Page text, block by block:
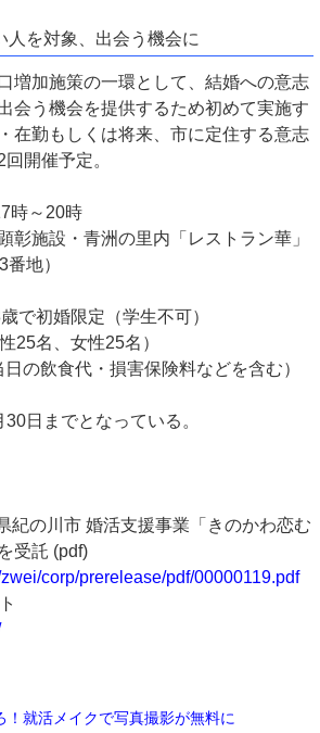
人を対象、出会う機会に
増加施策の一環として、結婚への意志
会う機会を提供するため初めて実施す
在勤もしくは将来、市に定住する意志
開催予定。
時～20時
彰施設・青洲の里内「レストラン華」
地）
で初婚限定（学生不可）
25名、女性25名）
の飲食代・損害保険料などを含む）
日までとなっている。
紀の川市 婚活支援事業「きのかわ恋む
受託 (pdf)
corp/prerelease/pdf/00000119.pdf
！就活メイクで写真撮影が無料に